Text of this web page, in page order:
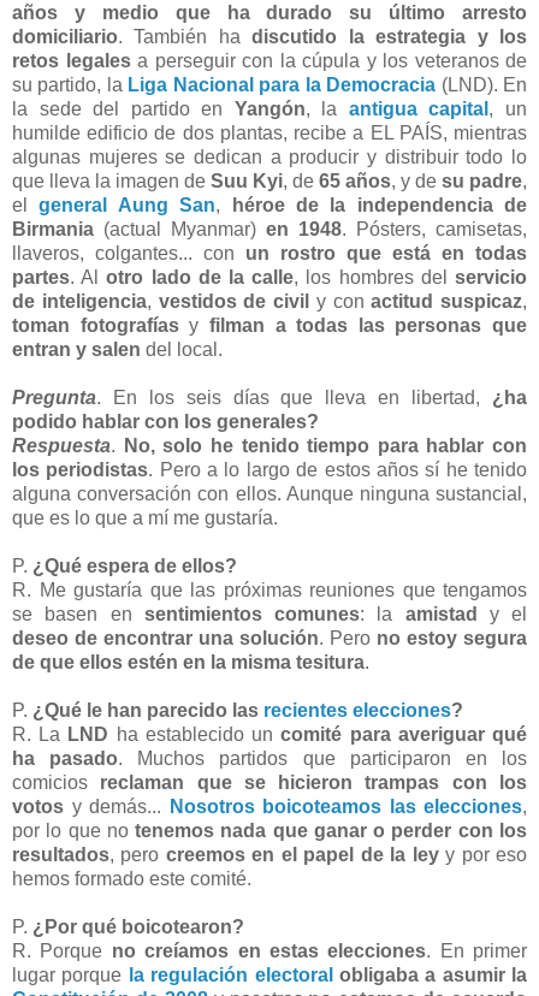
años y medio que ha durado su último arresto
domiciliario. También hadiscutido la estrategia y los
retos legalesa perseguir con la cúpula y los veteranos de
su partido, la Liga Nacional para la Democracia (LND). En
la sede del partido en Yangón, la antigua capital , un
humilde edificio de dos plantas, recibe a EL PAÍS, mientras
algunas mujeres se dedican a producir y distribuir todo lo
que lleva la imagen de Suu Kyi, de 65 años, y de su padre,
elgeneral Aung San,
héroe de la independencia de
Birmania (actual Myanmar) en 1948. Pósters, camisetas,
llaveros, colgantes... con un rostro que está en todas
partes. Alotro lado de la calle, los hombres delservicio
de inteligencia, vestidos de civil y conactitud suspicaz,
toman fotografíasy filman a todas las personas que
entran y salen del local.
Pregunta. En los seis días que lleva en libertad, ¿ha
podido hablar con los generales?
Respuesta.
No, solo he tenido tiempo para hablar con
los periodistas. Pero a lo largo de estos años sí he tenido
alguna conversación con ellos. Aunque ninguna sustancial,
que es lo que a mí me gustaría.
P. ¿Qué espera de ellos?
R. Me gustaría que las próximas reuniones que tengamos
se basen en sentimientos comunes: la amistad
y el
deseo de encontrar una solución. Pero no estoy segura
de que ellos estén en la misma tesitura.
P. ¿Qué le han parecido las recientes elecciones?
R. La LND ha establecido uncomité para averiguar qué
ha pasado. Muchos partidos que participaron en los
comicios reclaman que se hicieron trampas con los
votos y demás... Nosotros boicoteamos las elecciones,
por lo que notenemos nada que ganar o perder con los
resultados, pero creemos en el papel de la leyy por eso
hemos formado este comité.
P. ¿Por qué boicotearon?
R. Porque no creíamos en estas elecciones. En primer
lugar porque la regulación electoral obligaba a asumir la